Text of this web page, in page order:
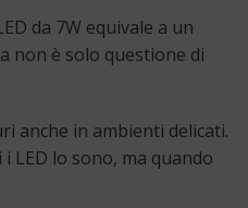
da 7W equivale a un
non è solo questione di
anche in ambienti delicati.
LED lo sono, ma quando